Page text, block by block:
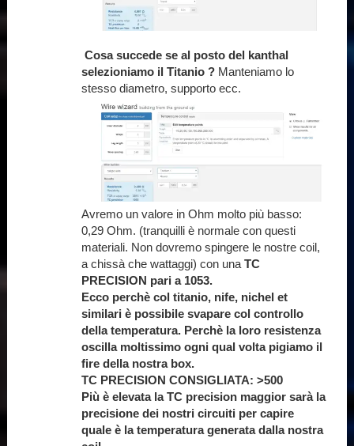
Cosa succede se al posto del kanthal
selezioniamo il Titanio ?Manteniamo lo
stesso diametro, supporto ecc.
Avremo un valore in Ohm molto più basso:
0,29 Ohm. (tranquilli è normale con questi
materiali. Non dovremo spingere le nostre coil,
a chissà che wattaggi) con una TC
PRECISION pari a 1053.
Ecco perchè col titanio, nife, nichel et
similari è possibile svapare col controllo
della temperatura. Perchè la loro resistenza
oscilla moltissimo ogni qual volta pigiamo il
fire della nostra box.
TC PRECISION CONSIGLIATA: >500
Più è elevata la TC precision maggior sarà la
precisione dei nostri circuiti per capire
quale è la temperatura generata dalla nostra